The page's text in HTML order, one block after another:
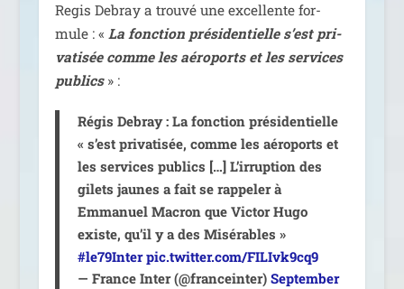
Regis Debray a trou­vé une excel­lente for­
mule : « La fonc­tion pré­si­den­tielle s’est pri­
va­ti­sée comme les aéro­ports et les ser­vices
publics» :
Régis Debray : La fonc­tion pré­si­den­tielle
« s’est pri­va­ti­sée, comme les aéro­ports et
les ser­vices publics […] L’irruption des
gilets jaunes a fait se rap­pe­ler à
Emmanuel Macron que Victor Hugo
existe, qu’il y a des Misérables »
#le79Inter pic.twitter.com/FILIvk9cq9
— France Inter (@franceinter) September